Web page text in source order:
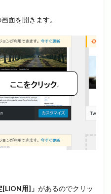
面を開きます。
[LION用]」 があるのでクリッ